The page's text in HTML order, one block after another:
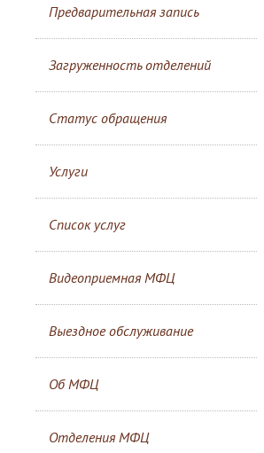
Предварительная запись
Загруженность отделений
Статус обращения
Услуги
Список услуг
Видеоприемная МФЦ
Выездное обслуживание
Об МФЦ
Отделения МФЦ